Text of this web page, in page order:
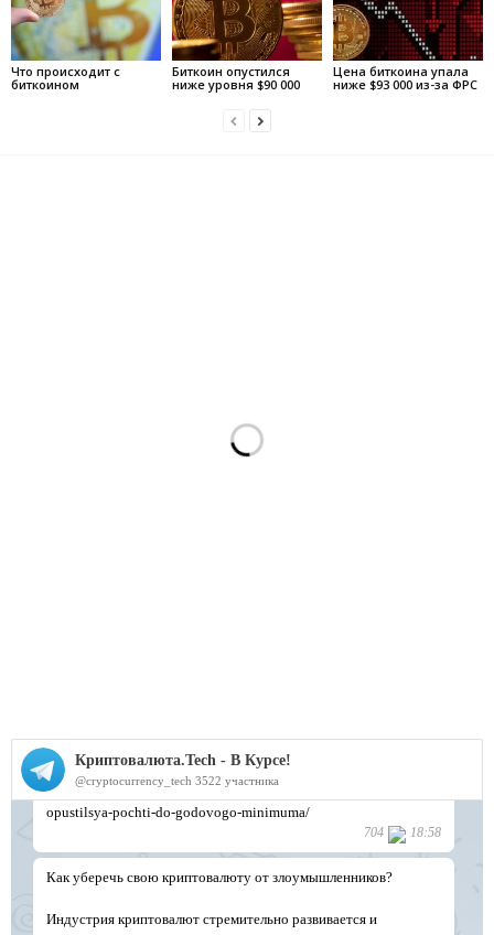
Что происходит с
биткоином
Биткоин опустился
ниже уровня $90 000
Цена биткоина упала
ниже $93 000 из-за ФРС